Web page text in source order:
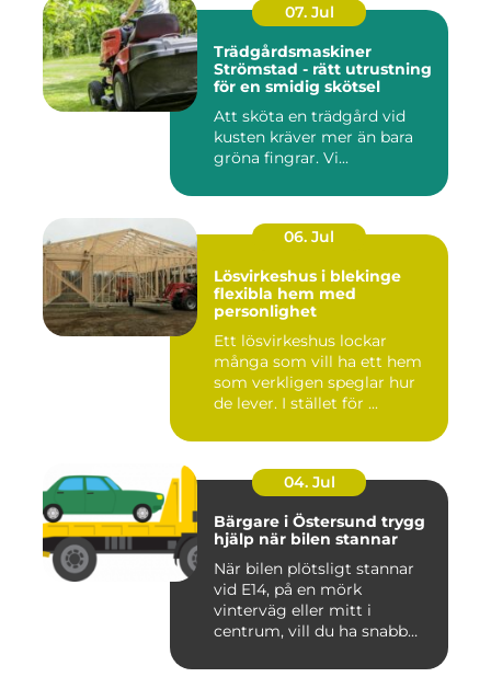
07. Jul
Trädgårdsmaskiner
Strömstad - rätt utrustning
för en smidig skötsel
Att sköta en trädgård vid
kusten kräver mer än bara
gröna fingrar. Vi...
06. Jul
Lösvirkeshus i blekinge
flexibla hem med
personlighet
Ett lösvirkeshus lockar
många som vill ha ett hem
som verkligen speglar hur
de lever. I stället för ...
04. Jul
Bärgare i Östersund trygg
hjälp när bilen stannar
När bilen plötsligt stannar
vid E14, på en mörk
vinterväg eller mitt i
centrum, vill du ha snabb